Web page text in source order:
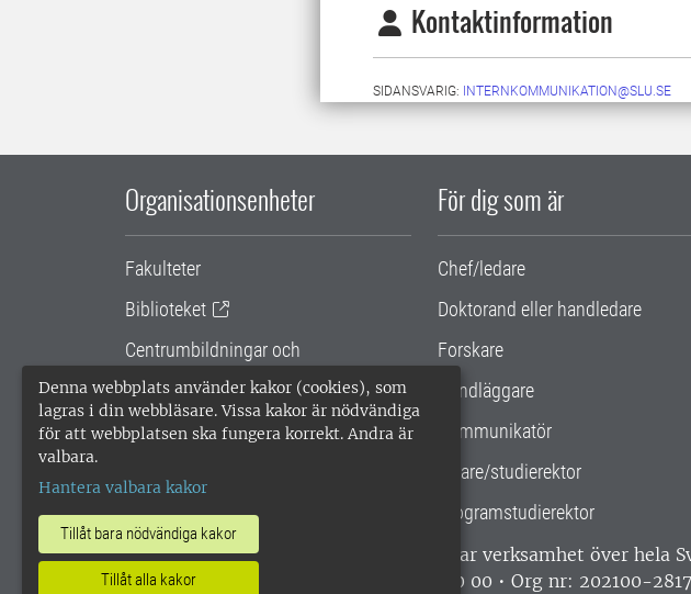
Denna webbplats använder kakor (cookies), som
lagras i din webbläsare. Vissa kakor är nödvändiga
för att webbplatsen ska fungera korrekt. Andra är
valbara.
Hantera valbara kakor
Tillåt bara nödvändiga kakor
Tillåt alla kakor
Kontaktinformation
SIDANSVARIG: INTERNKOMMUNIKATION@SLU.SE
Organisationsenheter
Fakulteter
Biblioteket
Centrumbildningar och
samarbetsprojekt
Gemensamma verksamhetsstödet
För dig som är
Chef/ledare
Doktorand eller handledare
Forskare
Handläggare
Kommunikatör
Lärare/studierektor
Programstudierektor
SLU, Sveriges lantbruksuniversitet, har verksamhet över hela
enligt ISO 14001. •
Telefon: 018-67 10 00 • Org nr: 202100-